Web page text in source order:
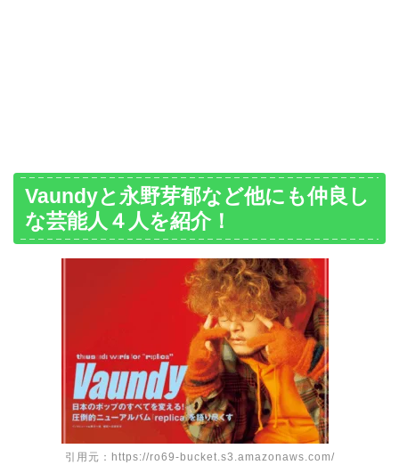
Vaundyと永野芽郁など他にも仲良し
な芸能人４人を紹介！
引用元：https://ro69-bucket.s3.amazonaws.com/